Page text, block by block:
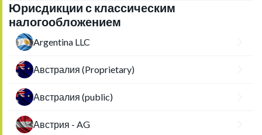
Юрисдикции с классическим
налогообложением
Argentina LLC
Австралия (Proprietary)
Австралия (public)
Австрия - AG